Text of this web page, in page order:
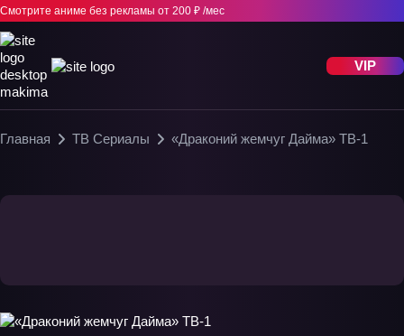
Смотрите аниме без рекламы от 200 ₽ /мес
VIP
Главная ТВ Сериалы «Драконий жемчуг Дайма» ТВ-1